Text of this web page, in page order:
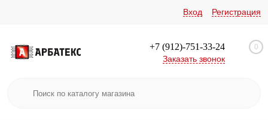
Вход Регистрация
+7 (912)-751-33-24
Заказать звонок
0